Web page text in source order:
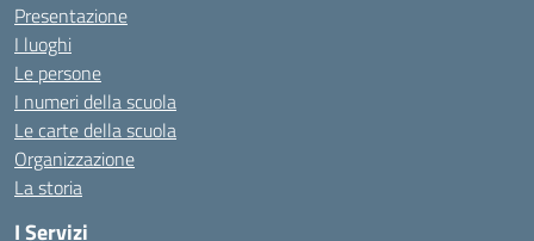
Presentazione
I luoghi
Le persone
I numeri della scuola
Le carte della scuola
Organizzazione
La storia
I Servizi